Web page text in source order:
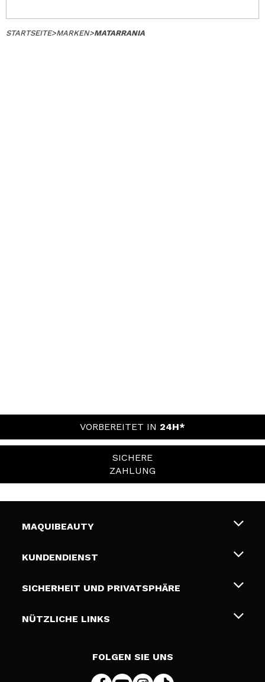
STARTSEITE>MARKEN>MATARRANIA
VORBEREITET IN 24H*
SICHERE
ZAHLUNG
MAQUIBEAUTY
Über uns
Geschenkkarten
KUNDENDIENST
Liefer- und Versandkosten
Zahlung
SICHERHEIT UND PRIVATSPHÄRE
Bedingungen und Datenschutz
NÜTZLICHE LINKS
FOLGEN SIE UNS